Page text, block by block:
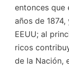
entonces que
años de
EEUU; al
ricos
de la Nación,